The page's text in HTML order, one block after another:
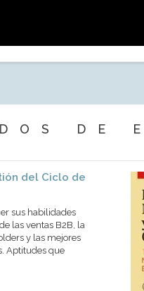
DE
del Ciclo de
sus habilidades
las ventas B2B, la
y las mejores
Aptitudes que